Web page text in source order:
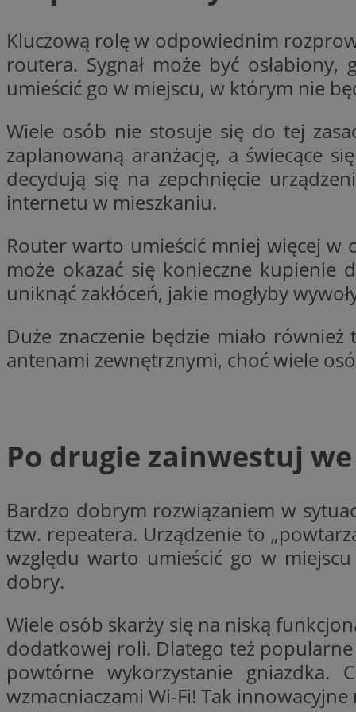
Kluczową rolę w odpowiednim
routera. Sygnał może być
umieścić go w miejscu, w którym nie
Wiele osób nie stosuje się do tej
zaplanowaną aranżację, a świecące
decydują się na zepchnięcie
internetu w mieszkaniu.
Router warto umieścić mniej więcej w
może okazać się konieczne
uniknąć zakłóceń, jakie mogłyby
Duże znaczenie będzie miało również
antenami zewnętrznymi, choć wiele
Po drugie zainwestuj
Bardzo dobrym rozwiązaniem w
tzw. repeatera. Urządzenie to
względu warto umieścić go w
dobry.
Wiele osób skarży się na niską
dodatkowej roli. Dlatego też
powtórne wykorzystanie gniazdka.
wzmacniaczami Wi-Fi! Tak
QeSessID
MvSessID
__cf_bm
__cf_bm
ustat_gid
OAID
FCCDCF
__gpi
YSC
MUID
MUID
SRM_B
Nazwa
__Secure-YNID